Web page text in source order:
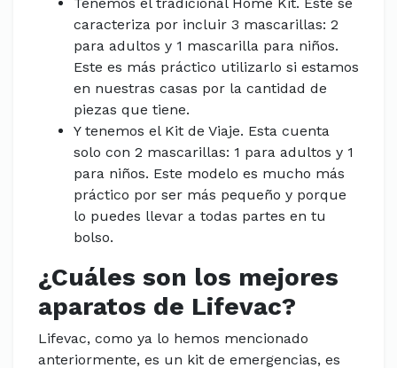
caracteriza por incluir 3 mascarillas: 2
para adultos y 1 mascarilla para niños.
Este es más práctico utilizarlo si estamos
en nuestras casas por la cantidad de
piezas que tiene.
Y tenemos el Kit de Viaje. Esta cuenta
solo con 2 mascarillas: 1 para adultos y 1
para niños. Este modelo es mucho más
práctico por ser más pequeño y porque
lo puedes llevar a todas partes en tu
bolso.
¿Cuáles son los mejores
aparatos de Lifevac?
Lifevac, como ya lo hemos mencionado
anteriormente, es un kit de emergencias, es